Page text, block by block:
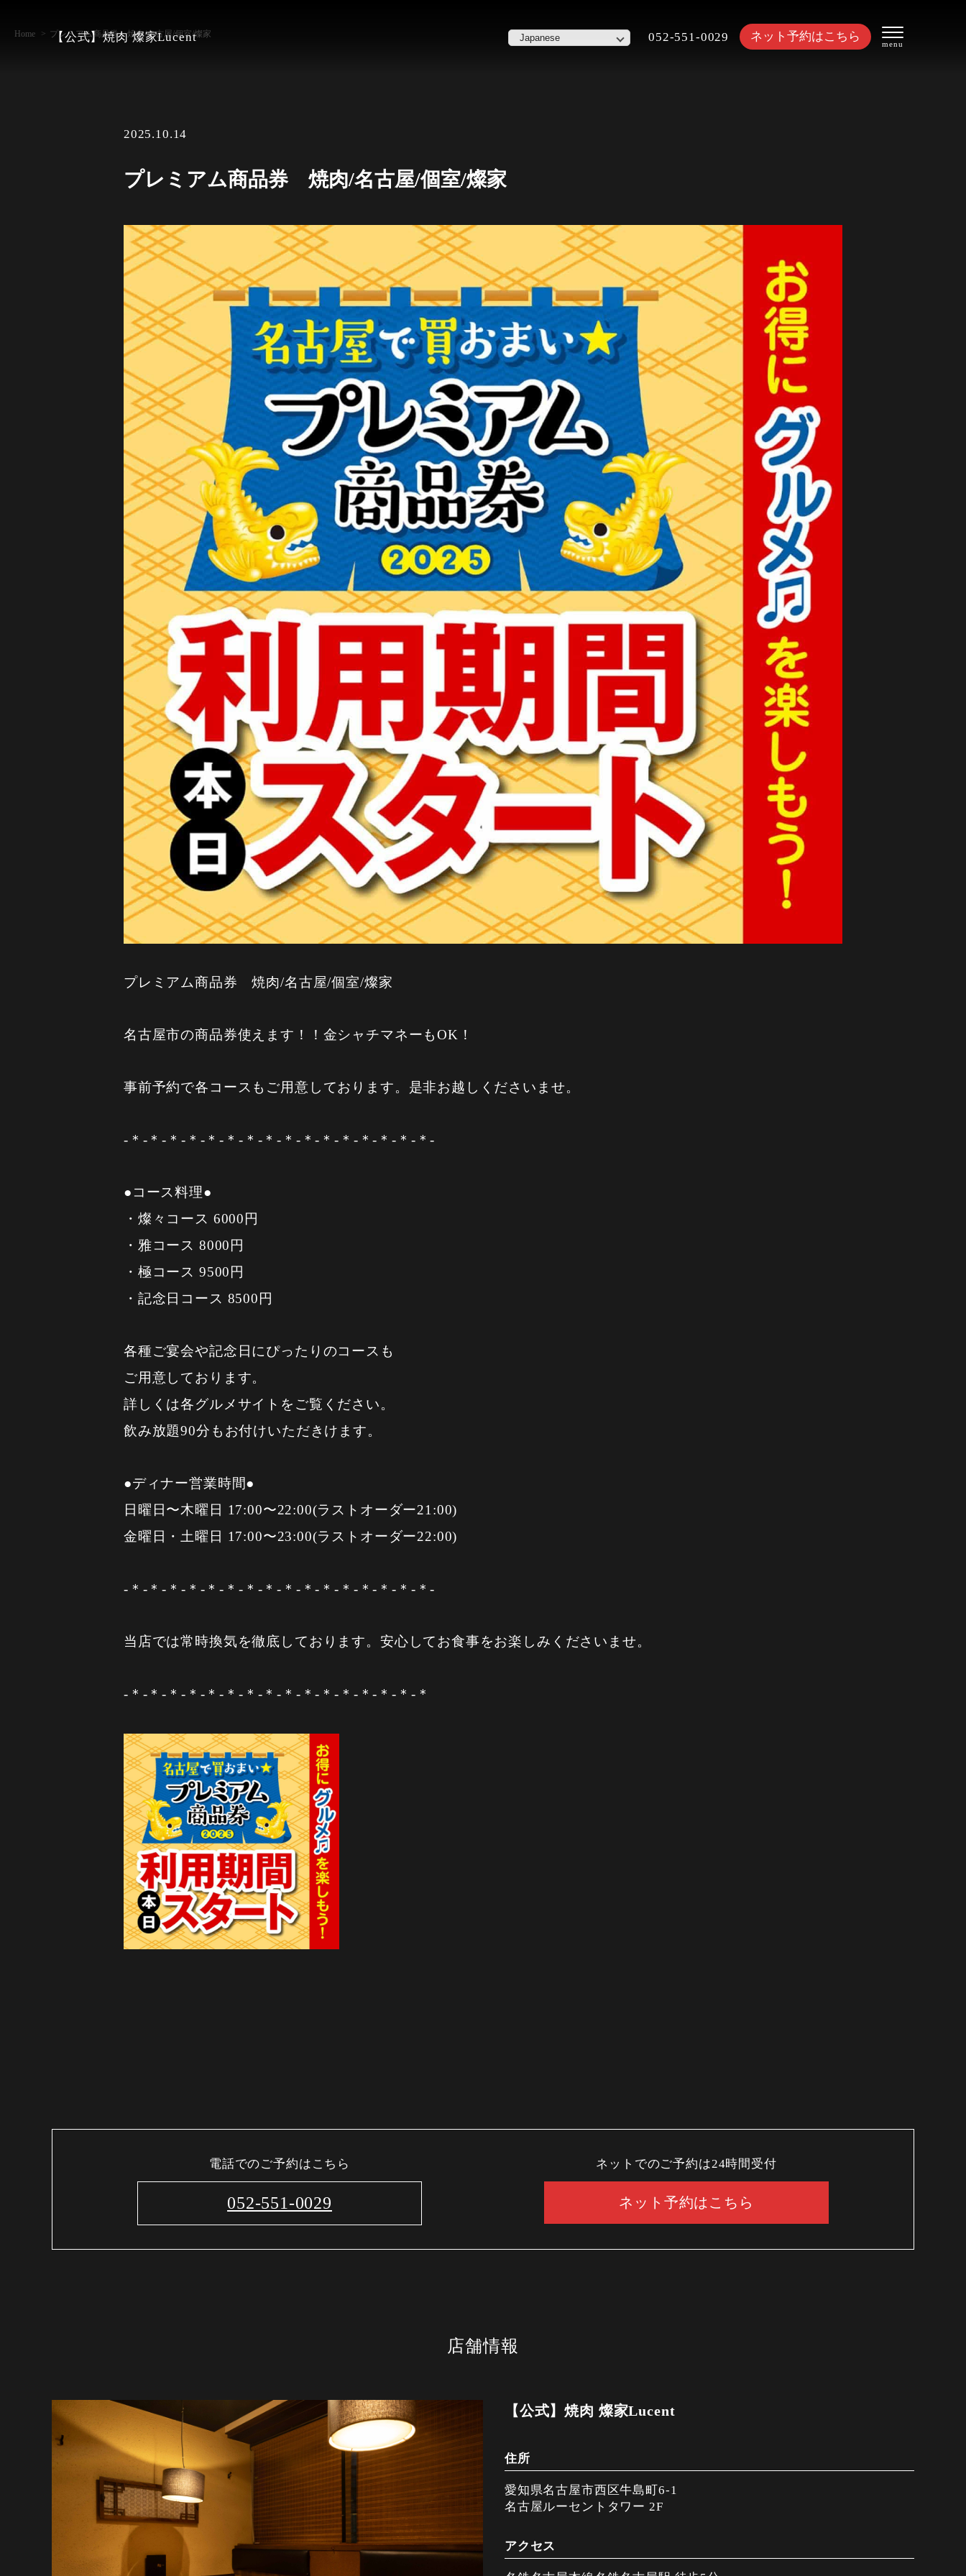
【公式】焼肉 燦家Lucent 052-551-0029 ネット予約はこちら
Home プレミアム商品券 焼肉/名古屋/個室/燦家
2025.10.14
プレミアム商品券 焼肉/名古屋/個室/燦家
プレミアム商品券 焼肉/名古屋/個室/燦家
名古屋市の商品券使えます！！金シャチマネーもOK！
事前予約で各コースもご用意しております。是非お越しくださいませ。
-＊-＊-＊-＊-＊-＊-＊-＊-＊-＊-＊-＊-＊-＊-＊-＊-
●コース料理●
・燦々コース 6000円
・雅コース 8000円
・極コース 9500円
・記念日コース 8500円
各種ご宴会や記念日にぴったりのコースも
ご用意しております。
詳しくは各グルメサイトをご覧ください。
飲み放題90分もお付けいただきけます。
●ディナー営業時間●
日曜日〜木曜日 17:00〜22:00(ラストオーダー21:00)
金曜日・土曜日 17:00〜23:00(ラストオーダー22:00)
-＊-＊-＊-＊-＊-＊-＊-＊-＊-＊-＊-＊-＊-＊-＊-＊-
当店では常時換気を徹底しております。安心してお食事をお楽しみくださいませ。
-＊-＊-＊-＊-＊-＊-＊-＊-＊-＊-＊-＊-＊-＊-＊-＊
電話でのご予約はこちら
052-551-0029
ネットでのご予約は24時間受付
ネット予約はこちら
店舗情報
【公式】焼肉 燦家Lucent
住所
愛知県名古屋市西区牛島町6-1
名古屋ルーセントタワー 2F
アクセス